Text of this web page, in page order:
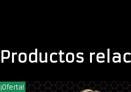
Productos
¡Oferta!